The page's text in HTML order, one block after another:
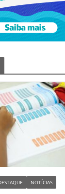
NOTÍCIAS